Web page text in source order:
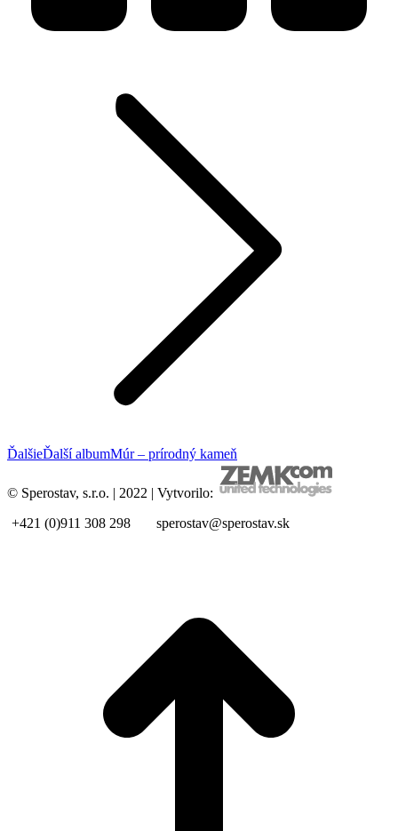
ĎalšieĎalší albumMúr – prírodný kameň
© Sperostav, s.r.o. | 2022 | Vytvorilo:
+421 (0)911 308 298
sperostav@sperostav.sk